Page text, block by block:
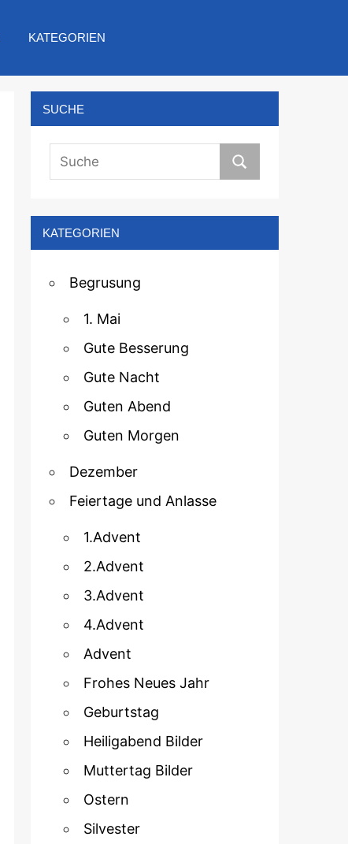
KATEGORIEN
SUCHE
KATEGORIEN
Begrusung
1. Mai
Gute Besserung
Gute Nacht
Guten Abend
Guten Morgen
Dezember
Feiertage und Anlasse
1.Advent
2.Advent
3.Advent
4.Advent
Advent
Frohes Neues Jahr
Geburtstag
Heiligabend Bilder
Muttertag Bilder
Ostern
Silvester